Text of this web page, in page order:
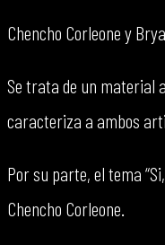
Chencho Corleone y
Se trata de un material
caracteriza a ambos
Por su parte, el tema
Chencho Corleone.